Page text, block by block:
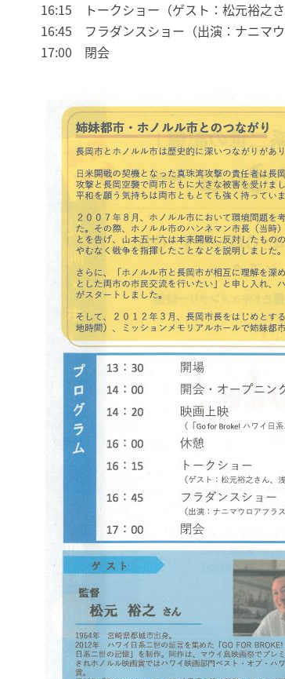
16:15 トークショー（ゲスト：松元裕之さ
16:45 フラダンスショー（出演：ナニマウ
17:00 閉会